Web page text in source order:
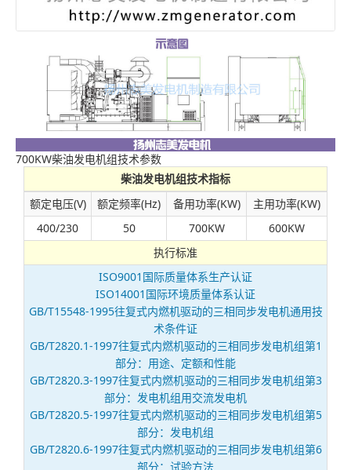
700KW柴油发电机组技术参数
柴油发电机组技术指标
额定电压(V)
额定频率(Hz) 备用功率(KW)
主用功率(KW)
400/230
50 700KW
600KW
执行标准
ISO9001国际质量体系生产认证
ISO14001国际环境质量体系认证
GB/T15548-1995往复式内燃机驱动的三相同步发电机通用技
术条件证
GB/T2820.1-1997往复式内燃机驱动的三相同步发电机组第1
部分：用途、定额和性能
GB/T2820.3-1997往复式内燃机驱动的三相同步发电机组第3
部分：发电机组用交流发电机
GB/T2820.5-1997往复式内燃机驱动的三相同步发电机组第5
部分：发电机组
GB/T2820.6-1997往复式内燃机驱动的三相同步发电机组第6
部分：试验方法